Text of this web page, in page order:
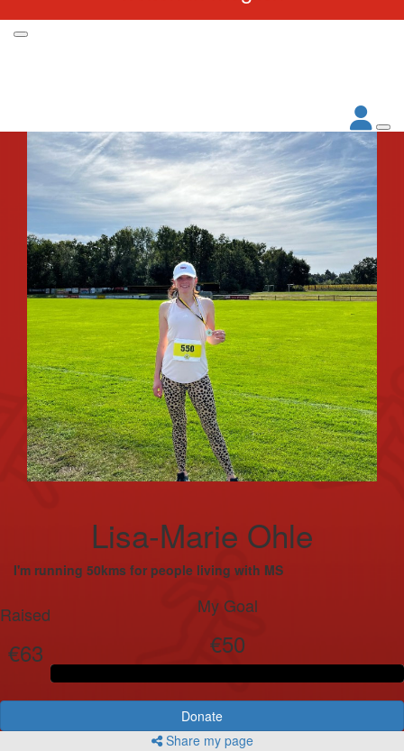
Lisa-Marie Ohle
I'm running 50kms for people living with MS
Raised
€63
My Goal
€50
Donate
Share my page